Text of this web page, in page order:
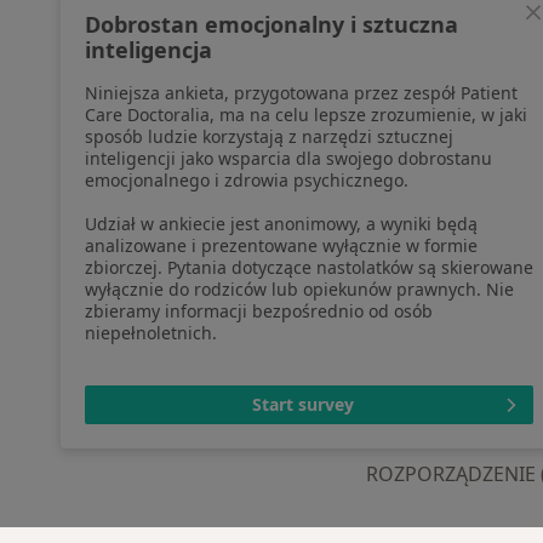
pozyskaliśmy samodzielnie
Polityka cookies
Jak działają wyniki wyszukiwania
Dostępność
O nas
Praca Rekrutujemy!
Partnerzy
Centrum prasowe
Kontakt
Pomoc
Blog
otwiera się w
otwiera
Dobrostan emocjonalny i sztuczna
inteligencja
Niniejsza ankieta, przygotowana przez zespół Patient
Care Doctoralia, ma na celu lepsze zrozumienie, w jaki
sposób ludzie korzystają z narzędzi sztucznej
inteligencji jako wsparcia dla swojego dobrostanu
emocjonalnego i zdrowia psychicznego.
Udział w ankiecie jest anonimowy, a wyniki będą
analizowane i prezentowane wyłącznie w formie
zbiorczej. Pytania dotyczące nastolatków są skierowane
wyłącznie do rodziców lub opiekunów prawnych. Nie
zbieramy informacji bezpośrednio od osób
niepełnoletnich.
Start survey